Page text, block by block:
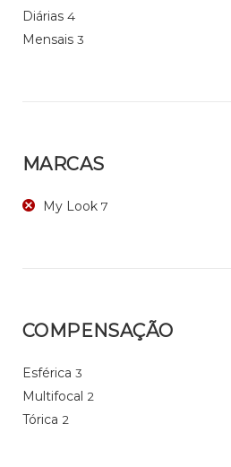
Diárias 4
Mensais 3
MARCAS
My Look 7
COMPENSAÇÃO
Esférica 3
Multifocal 2
Tórica 2